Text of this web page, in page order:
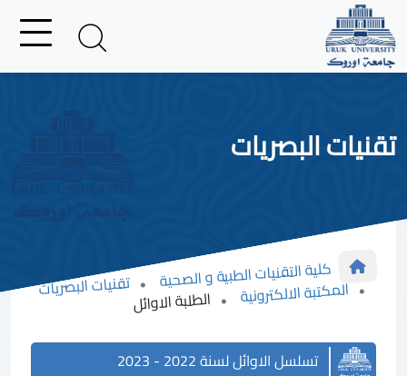
تقنيات البصريات
كلية التقنيات الطبية و الصحية تقنيات البصريات المكتبة الالكترونية الطلبة الاوائل
تسلسل الاوائل لسنة 2022 - 2023